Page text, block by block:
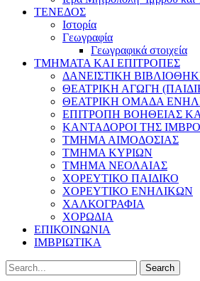
ΤΕΝΕΔΟΣ
Ιστορία
Γεωγραφία
Γεωγραφικά στοιχεία
ΤΜΗΜΑΤΑ ΚΑΙ ΕΠΙΤΡΟΠΕΣ
ΔΑΝΕΙΣΤΙΚΗ
ΘΕΑΤΡΙΚΗ ΑΓΩΓΗ
ΘΕΑΤΡΙΚΗ ΟΜΑΔΑ
ΕΠΙΤΡΟΠΗ ΒΟΗΘΕΙΑΣ
ΚΑΝΤΑΔΟΡΟΙ ΤΗΣ
ΤΜΗΜΑ ΑΙΜΟΔΟΣΙΑΣ
ΤΜΗΜΑ ΚΥΡΙΩΝ
ΤΜΗΜΑ ΝΕΟΛΑΙΑΣ
ΧΟΡΕΥΤΙΚΟ ΠΑΙΔΙΚΟ
ΧΟΡΕΥΤΙΚΟ ΕΝΗΛΙΚΩΝ
ΧΑΛΚΟΓΡΑΦΙΑ
ΧΟΡΩΔΙΑ
ΕΠΙΚΟΙΝΩΝΙΑ
ΙΜΒΡΙΩΤΙΚΑ